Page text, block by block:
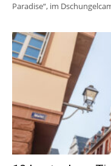
Paradise“, im